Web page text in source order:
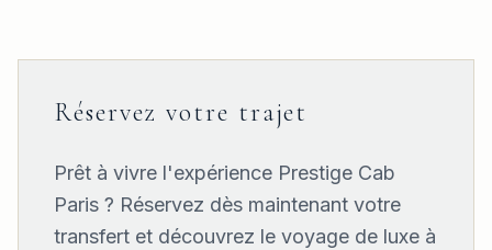
Réservez votre trajet
Prêt à vivre l'expérience Prestige Cab
Paris ? Réservez dès maintenant votre
transfert et découvrez le voyage de luxe à